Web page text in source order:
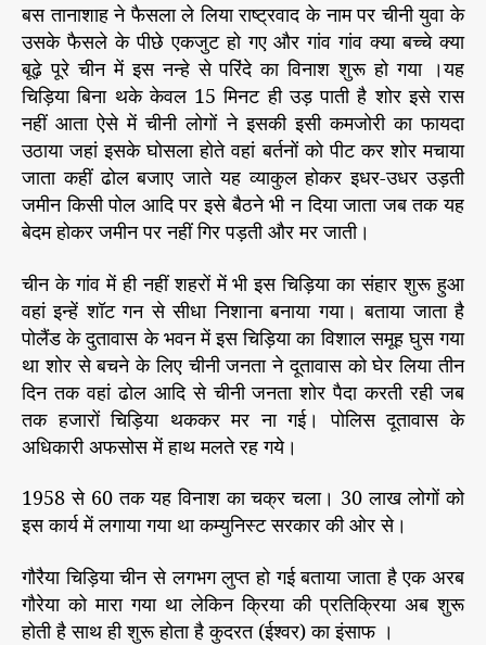
बस तानाशाह ने फैसला ले लिया राष्ट्रवाद के नाम पर चीनी युवा के
उसके फैसले के पीछे एकजुट हो गए और गांव गांव क्या बच्चे क्या
बूढ़े पूरे चीन में इस नन्हे से परिंदे का विनाश शुरू हो गया ।यह
चिड़िया बिना थके केवल 15 मिनट ही उड़ पाती है शोर इसे रास
नहीं आता ऐसे में चीनी लोगों ने इसकी इसी कमजोरी का फायदा
उठाया जहां इसके घोसला होते वहां बर्तनों को पीट कर शोर मचाया
जाता कहीं ढोल बजाए जाते यह व्याकुल होकर इधर-उधर उड़ती
जमीन किसी पोल आदि पर इसे बैठने भी न दिया जाता जब तक यह
बेदम होकर जमीन पर नहीं गिर पड़ती और मर जाती।
चीन के गांव में ही नहीं शहरों में भी इस चिड़िया का संहार शुरू हुआ
वहां इन्हें शॉट गन से सीधा निशाना बनाया गया। बताया जाता है
पोलैंड के दुतावास के भवन में इस चिड़िया का विशाल समूह घुस गया
था शोर से बचने के लिए चीनी जनता ने दूतावास को घेर लिया तीन
दिन तक वहां ढोल आदि से चीनी जनता शोर पैदा करती रही जब
तक हजारों चिड़िया थककर मर ना गई। पोलिस दूतावास के
अधिकारी अफसोस में हाथ मलते रह गये।
1958 से 60 तक यह विनाश का चक्र चला। 30 लाख लोगों को
इस कार्य में लगाया गया था कम्युनिस्ट सरकार की ओर से।
गौरैया चिड़िया चीन से लगभग लुप्त हो गई बताया जाता है एक अरब
गौरेया को मारा गया था लेकिन क्रिया की प्रतिक्रिया अब शुरू
होती है साथ ही शुरू होता है कुदरत (ईश्वर) का इंसाफ ।